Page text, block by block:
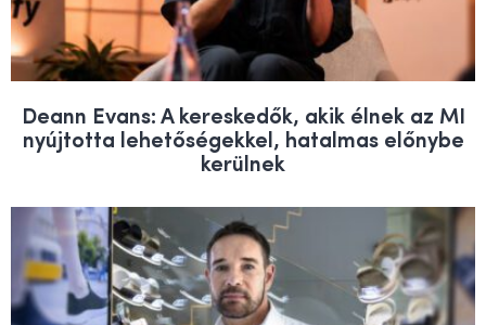
Deann Evans: A kereskedők, akik élnek az MI
nyújtotta lehetőségekkel, hatalmas előnybe
kerülnek